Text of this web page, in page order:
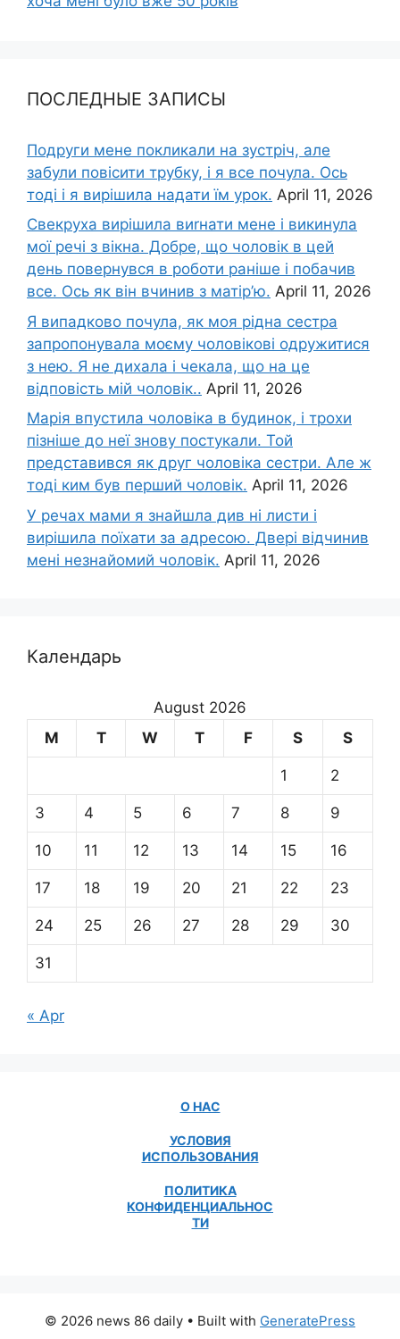
ПОСЛЕДНЫЕ ЗАПИСЫ
Подруги мене покликали на зустріч, але
забули повісити трубку, і я все почула. Ось
тоді і я вирішила надати їм урок. April 11, 2026
Свекруха вирішила виrнати мене і викинула
мої речі з вікна. Добре, що чоловік в цей
день повернувся в роботи раніше і побачив
все. Ось як він вчинив з матір’ю. April 11, 2026
Я випадково почула, як моя рідна сестра
запропонувала моєму чоловікові одружитися
з нею. Я не дихала і чекала, що на це
відповість мій чоловік.. April 11, 2026
Марія впустила чоловіка в будинок, і трохи
пізніше до неї знову постукали. Той
представився як друг чоловіка сестри. Але ж
тоді ким був перший чоловік. April 11, 2026
У речах мами я знайшла див ні листи і
вирішила поїхати за адресою. Двері відчинив
мені незнайомий чоловік. April 11, 2026
Календарь
August 2026
M
T W T F S S
1 2
3 4 5 6 7 8 9
10 11 12 13 14 15 16
17 18 19 20 21 22 23
24 25 26 27 28 29 30
31
« Apr
О НАС
УСЛОВИЯ
ИСПОЛЬЗОВАНИЯ
ПОЛИТИКА
КОНФИДЕНЦИАЛЬНОС
ТИ
© 2026 news 86 daily • Built with GeneratePress